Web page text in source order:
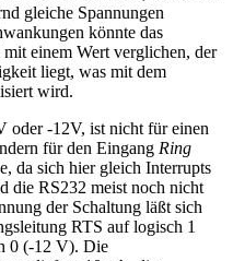
gleiche Spannungen
könnte das
einem Wert verglichen, der
liegt, was mit dem
wird.
oder -12V, ist nicht für einen
für den Eingang Ring
da sich hier gleich Interrupts
die RS232 meist noch nicht
der Schaltung läßt sich
RTS auf logisch 1
0 (-12 V). Die